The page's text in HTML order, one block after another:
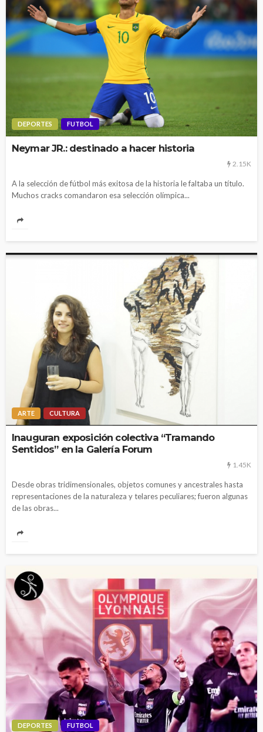
DEPORTES FUTBOL
Neymar JR.: destinado a hacer historia
2.15K
A la selección de fútbol más exitosa de la historia le faltaba un título.
Muchos cracks comandaron esa selección olímpica...
ARTE CULTURA
Inauguran exposición colectiva “Tramando
Sentidos” en la Galería Forum
1.45K
Desde obras tridimensionales, objetos comunes y ancestrales hasta
representaciones de la naturaleza y telares peculiares; fueron algunas
de las obras...
DEPORTES FUTBOL